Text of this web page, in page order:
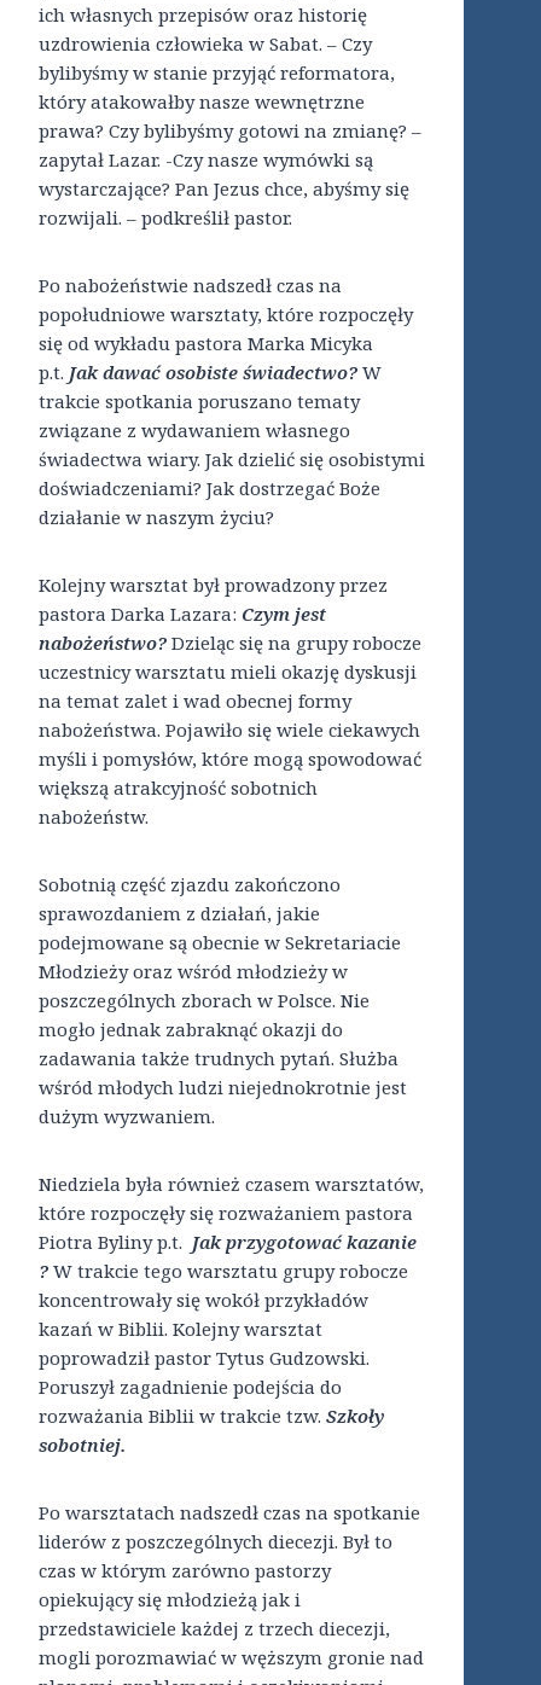
ich własnych przepisów oraz historię
uzdrowienia człowieka w Sabat. – Czy
bylibyśmy w stanie przyjąć reformatora,
który atakowałby nasze wewnętrzne
prawa? Czy bylibyśmy gotowi na zmianę? –
zapytał Lazar. -Czy nasze wymówki są
wystarczające? Pan Jezus chce, abyśmy się
rozwijali. – podkreślił pastor.
Po nabożeństwie nadszedł czas na
popołudniowe warsztaty, które rozpoczęły
się od wykładu pastora Marka Micyka
p.t. Jak dawać osobiste świadectwo? W
trakcie spotkania poruszano tematy
związane z wydawaniem własnego
świadectwa wiary. Jak dzielić się osobistymi
doświadczeniami? Jak dostrzegać Boże
działanie w naszym życiu?
Kolejny warsztat był prowadzony przez
pastora Darka Lazara: Czym jest
nabożeństwo? Dzieląc się na grupy robocze
uczestnicy warsztatu mieli okazję dyskusji
na temat zalet i wad obecnej formy
nabożeństwa. Pojawiło się wiele ciekawych
myśli i pomysłów, które mogą spowodować
większą atrakcyjność sobotnich
nabożeństw.
Sobotnią część zjazdu zakończono
sprawozdaniem z działań, jakie
podejmowane są obecnie w Sekretariacie
Młodzieży oraz wśród młodzieży w
poszczególnych zborach w Polsce. Nie
mogło jednak zabraknąć okazji do
zadawania także trudnych pytań. Służba
wśród młodych ludzi niejednokrotnie jest
dużym wyzwaniem.
Niedziela była również czasem warsztatów,
które rozpoczęły się rozważaniem pastora
Piotra Byliny p.t. Jak przygotować kazanie
? W trakcie tego warsztatu grupy robocze
koncentrowały się wokół przykładów
kazań w Biblii. Kolejny warsztat
poprowadził pastor Tytus Gudzowski.
Poruszył zagadnienie podejścia do
rozważania Biblii w trakcie tzw. Szkoły
sobotniej.
Po warsztatach nadszedł czas na spotkanie
liderów z poszczególnych diecezji. Był to
czas w którym zarówno pastorzy
opiekujący się młodzieżą jak i
przedstawiciele każdej z trzech diecezji,
mogli porozmawiać w węższym gronie nad